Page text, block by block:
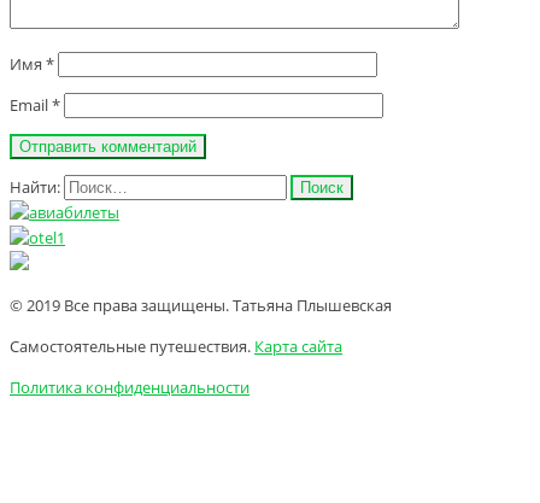
Имя *
Email*
Найти:
© 2019 Все права защищены. Татьяна Плышевская
Самостоятельные путешествия. Карта сайта
Политика конфиденциальности